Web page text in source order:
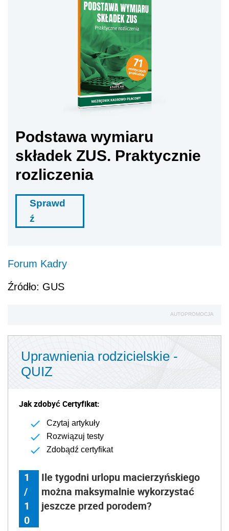
Podstawa wymiaru
składek ZUS. Praktycznie
rozliczenia
Sprawd
ź
Forum Kadry
Źródło: GUS
AUTOPROMOCJA
Uprawnienia rodzicielskie -
QUIZ
Jak zdobyć Certyfikat:
Czytaj artykuły
Rozwiązuj testy
Zdobądź certyfikat
1
/
1
0
Ile tygodni urlopu macierzyńskiego
można maksymalnie wykorzystać
jeszcze przed porodem?